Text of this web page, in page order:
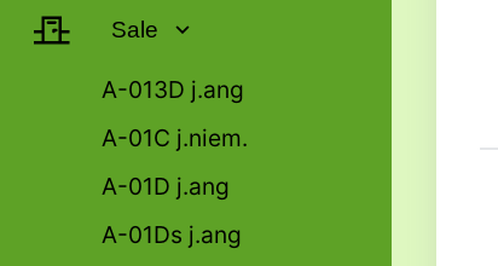
Sale
A-013D j.ang
A-01C j.niem.
A-01D j.ang
A-01Ds j.ang